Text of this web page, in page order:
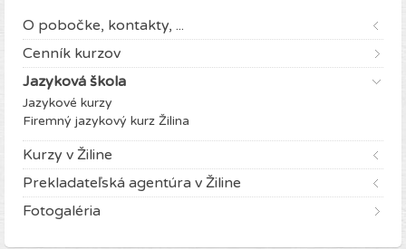
O pobočke, kontakty, ...
Cenník kurzov
Jazyková škola
Jazykové kurzy
Firemný jazykový kurz Žilina
Kurzy v Žiline
Prekladateľská agentúra v Žiline
Fotogaléria